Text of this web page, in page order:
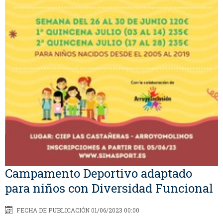
Campamento Deportivo adaptado
para niños con Diversidad Funcional
FECHA DE PUBLICACIÓN 01/06/2023 00:00